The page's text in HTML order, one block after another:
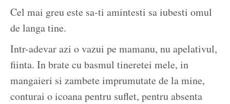
Cel mai greu este sa-ti amintesti sa iubesti omul
de langa tine.
Intr-adevar azi o vazui pe mamanu, nu apelativul,
fiinta. In brate cu basmul tineretei mele, in
mangaieri si zambete imprumutate de la mine,
conturai o icoana pentru suflet, pentru absenta